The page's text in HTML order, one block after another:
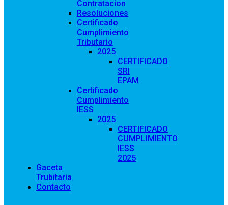
Contratacion
Resoluciones
Certificado
Cumplimiento
Tributario
2025
CERTIFICADO
SRI
EPAM
Certificado
Cumplimiento
IESS
2025
CERTIFICADO
CUMPLIMIENTO
IESS
2025
Gaceta
Trubitaria
Contacto